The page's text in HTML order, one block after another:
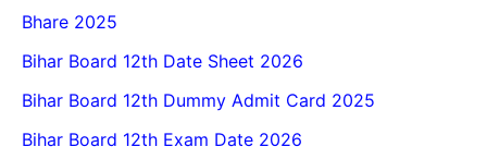
Bhare 2025
Bihar Board 12th Date Sheet 2026
Bihar Board 12th Dummy Admit Card 2025
Bihar Board 12th Exam Date 2026